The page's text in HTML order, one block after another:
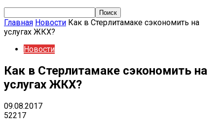
Главная Новости Как в Стерлитамаке сэкономить на
услугах ЖКХ?
Новости
Как в Стерлитамаке сэкономить на
услугах ЖКХ?
09.08.2017
52217